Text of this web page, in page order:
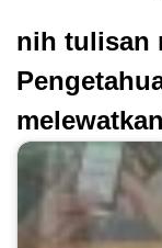
nih tulisan